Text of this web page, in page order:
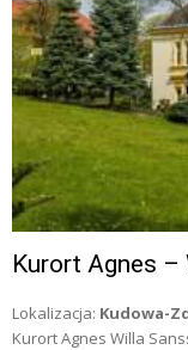
Kurort Agnes
Lokalizacja: Kudowa-
Kurort Agnes Willa